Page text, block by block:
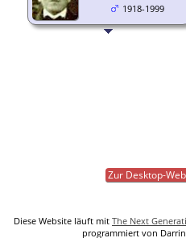
1918-1999
Zur Desktop-
Diese Website läuft mit The Next
programmiert von